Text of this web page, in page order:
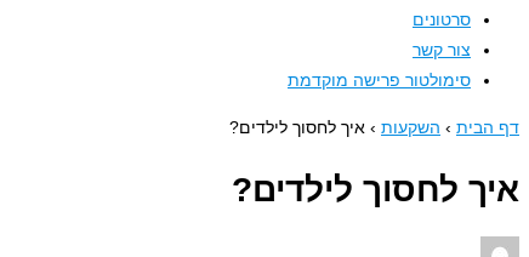
סרטונים
צור קשר
סימולטור פרישה מוקדמת
דף הבית › השקעות › איך לחסוך לילדים?
איך לחסוך לילדים?